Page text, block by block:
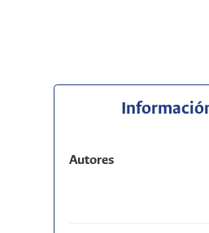
Autores